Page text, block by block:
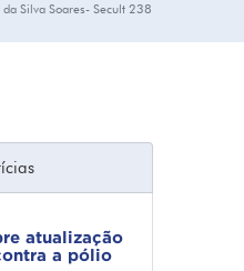
da Silva Soares- Secult 238
atualização
a pólio